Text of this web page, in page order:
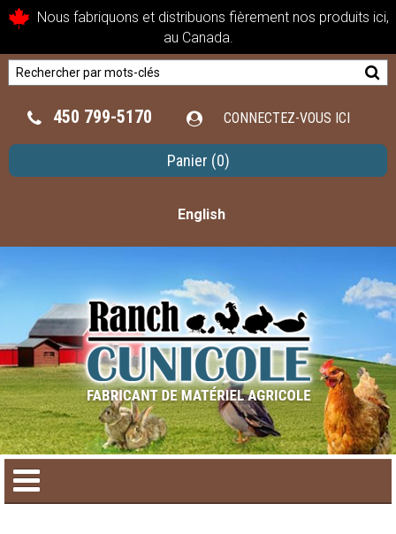
Nous fabriquons et distribuons fièrement nos produits ici,
au Canada.
450 799-5170 CONNECTEZ-VOUS ICI
Panier (0)
English